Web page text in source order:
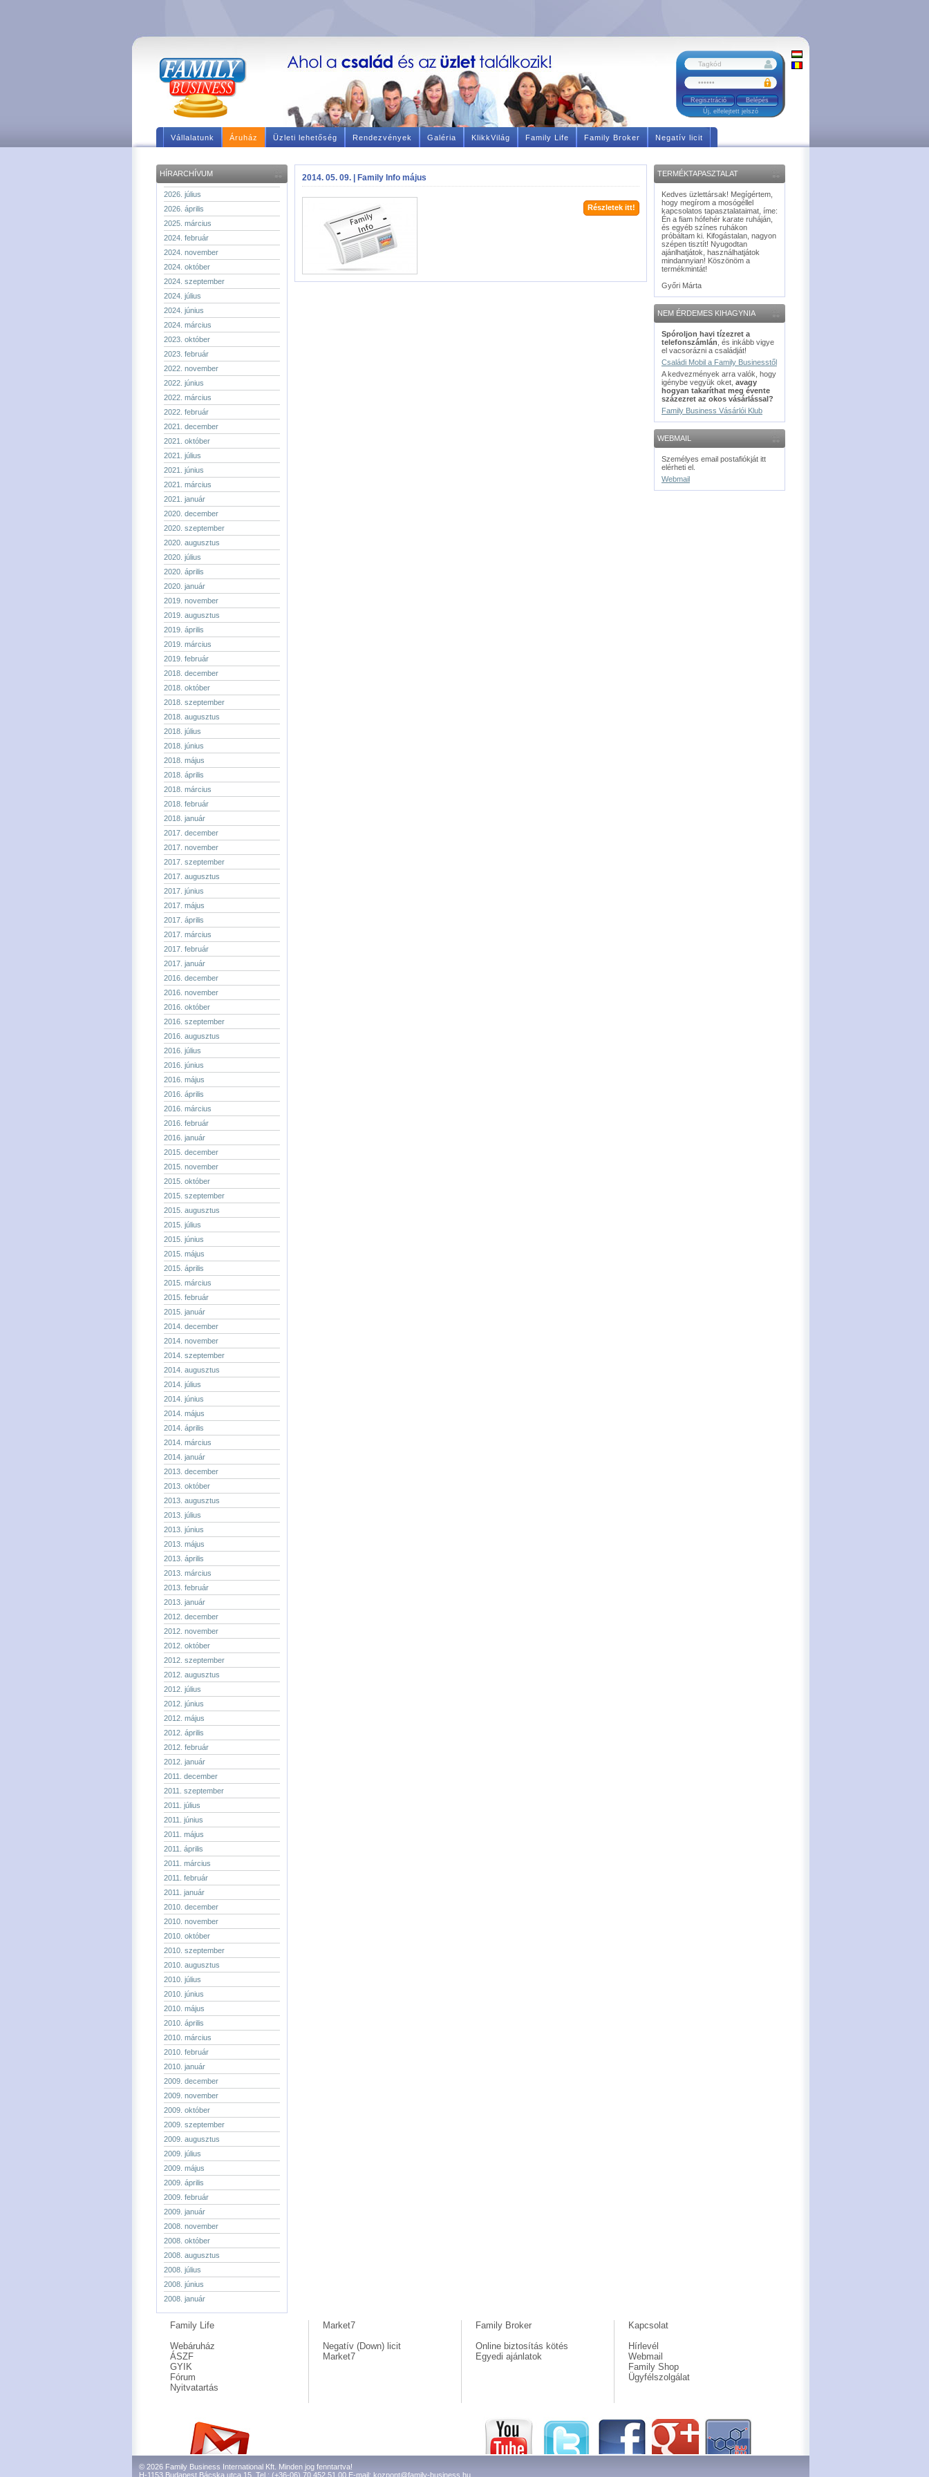
Regisztráció
Új, elfelejtett jelszó
Vállalatunk Áruház Üzleti lehetőség Rendezvények Galéria KlikkVilág Family Life Family Broker Negatív licit
HÍRARCHÍVUM
2026. július
2026. április
2025. március
2024. február
2024. november
2024. október
2024. szeptember
2024. július
2024. június
2024. március
2023. október
2023. február
2022. november
2022. június
2022. március
2022. február
2021. december
2021. október
2021. július
2021. június
2021. március
2021. január
2020. december
2020. szeptember
2020. augusztus
2020. július
2020. április
2020. január
2019. november
2019. augusztus
2019. április
2019. március
2019. február
2018. december
2018. október
2018. szeptember
2018. augusztus
2018. július
2018. június
2018. május
2018. április
2018. március
2018. február
2018. január
2017. december
2017. november
2017. szeptember
2017. augusztus
2017. június
2017. május
2017. április
2017. március
2017. február
2017. január
2016. december
2016. november
2016. október
2016. szeptember
2016. augusztus
2016. július
2016. június
2016. május
2016. április
2016. március
2016. február
2016. január
2015. december
2015. november
2015. október
2015. szeptember
2015. augusztus
2015. július
2015. június
2015. május
2015. április
2015. március
2015. február
2015. január
2014. december
2014. november
2014. szeptember
2014. augusztus
2014. július
2014. június
2014. május
2014. április
2014. március
2014. január
2013. december
2013. október
2013. augusztus
2013. július
2013. június
2013. május
2013. április
2013. március
2013. február
2013. január
2012. december
2012. november
2012. október
2012. szeptember
2012. augusztus
2012. július
2012. június
2012. május
2012. április
2012. február
2012. január
2011. december
2011. szeptember
2011. július
2011. június
2011. május
2011. április
2011. március
2011. február
2011. január
2010. december
2010. november
2010. október
2010. szeptember
2010. augusztus
2010. július
2010. június
2010. május
2010. április
2010. március
2010. február
2010. január
2009. december
2009. november
2009. október
2009. szeptember
2009. augusztus
2009. július
2009. május
2009. április
2009. február
2009. január
2008. november
2008. október
2008. augusztus
2008. július
2008. június
2008. január
2014. 05. 09. | Family Info május
Részletek itt!
TERMÉKTAPASZTALAT
Kedves üzlettársak! Megígértem,
hogy megírom a mosógéllel
kapcsolatos tapasztalataimat, íme:
Én a fiam hófehér karate ruháján,
és egyéb színes ruhákon
próbáltam ki. Kifogástalan, nagyon
szépen tisztít! Nyugodtan
ajánlhatjátok, használhatjátok
mindannyian! Köszönöm a
termékmintát!
Győri Márta
NEM ÉRDEMES KIHAGYNIA
Spóroljon havi tízezret a
telefonszámlán , és inkább vigye
el vacsorázni a családját!
Családi Mobil a Family Businesstől
A kedvezmények arra valók, hogy
igénybe vegyük oket, avagy
hogyan takaríthat meg évente
százezret az okos vásárlással?
Family Business Vásárlói Klub
WEBMAIL
Személyes email postafiókját itt
elérheti el.
Webmail
Family Life
Webáruház
ÁSZF
GYIK
Fórum
Nyitvatartás
Market7
Negatív (Down) licit
Market7
Family Broker
Online biztosítás kötés
Egyedi ajánlatok
Kapcsolat
Hírlevél
Webmail
Family Shop
Ügyfélszolgálat
© 2026 Family Business International Kft. Minden jog fenntartva!
H-1153 Budapest Bácska utca 15. Tel.: (+36-06) 70 452 51 00 E-mail: kozpont@family-business.hu